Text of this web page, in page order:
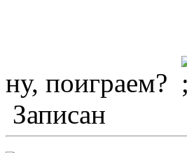
ну, поиграем?
Записан